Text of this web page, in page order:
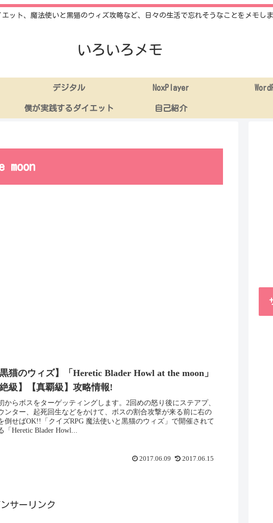
ット、魔法使いと黒猫のウィズ攻略など、日々の生活で忘れそうなことをメモしま
いろいろメモ
デジタル NoxPlayer
僕が実践するダイエット 自己紹介
黒猫のウィズ】「Heretic Blader Howl at the moon」
絶級】【真覇級】攻略情報!
からボスをターゲッティングします。2回めの怒り後にステアプ、
ンター、起死回生などをかけて、ボスの割合攻撃が来る前に右の
倒せばOK!!「クイズRPG 魔法使いと黒猫のウィズ」で開催されて
「Heretic Blader Howl...
2017.06.09 2017.06.15
サーリンク